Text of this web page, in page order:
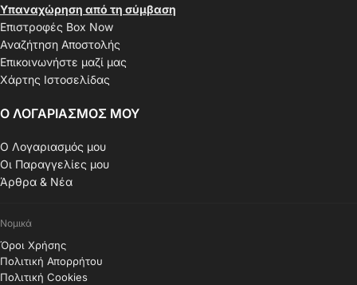
Υπαναχώρηση από τη σύμβαση
Επιστροφές Box Now
Αναζήτηση Αποστολής
Επικοινωνήστε μαζί μας
Χάρτης Ιστοσελίδας
Ο ΛΟΓΑΡΙΑΣΜΟΣ ΜΟΥ
Ο Λογαριασμός μου
Οι Παραγγελίες μου
Άρθρα & Νέα
Νομικά
Όροι Χρήσης
Πολιτική Απορρήτου
Πολιτική Cookies